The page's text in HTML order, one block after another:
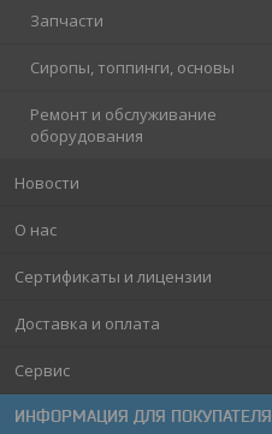
Запчасти
Сиропы, топпинги, основы
Ремонт и обслуживание
оборудования
Новости
О нас
Сертификаты и лицензии
Доставка и оплата
Сервис
ИНФОРМАЦИЯ ДЛЯ ПОКУПАТЕЛЯ